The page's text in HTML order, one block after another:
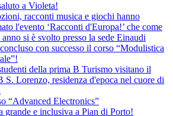
a Violeta!
racconti musica e giochi hanno
l'evento ‘Racconti d'Europa!’ che come
si è svolto presso la sede Einaudi
con successo il corso “Modulistica
della prima B Turismo visitano il
S. Lorenzo, residenza d'epoca nel cuore di
“Advanced Electronics”
grande e inclusiva a Pian di Porto!